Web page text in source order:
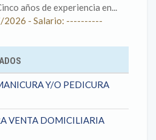
años de experiencia en...
2026 - Salario: ----------
Y/O PEDICURA
VENTA DOMICILIARIA